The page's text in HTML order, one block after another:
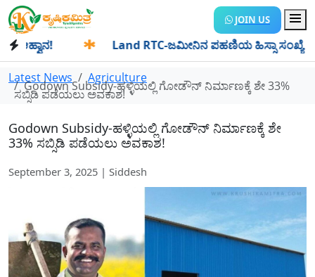
JOIN US
Land RTC-ಜಮೀನಿನ ಪಹಣಿಯ ಹಿಸ್ಸಾ ಸಂಖ್ಯೆ
Latest News Agriculture
Godown Subsidy-ಹಳ್ಳಿಯಲ್ಲಿ ಗೋಡೌನ್ ನಿರ್ಮಾಣಕ್ಕೆ ಶೇ 33%
ಸಬ್ಸಿಡಿ ಪಡೆಯಲು ಅವಕಾಶ!
Godown Subsidy-ಹಳ್ಳಿಯಲ್ಲಿ ಗೋಡೌನ್ ನಿರ್ಮಾಣಕ್ಕೆ ಶೇ
33% ಸಬ್ಸಿಡಿ ಪಡೆಯಲು ಅವಕಾಶ!
September 3, 2025 | Siddesh